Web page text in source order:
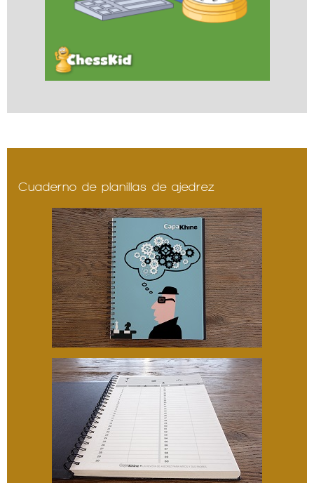
Cuaderno de planillas de ajedrez